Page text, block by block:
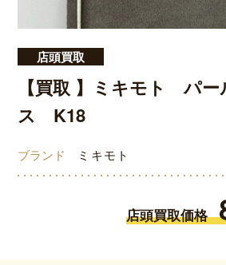
店頭買取
【買取 】ミキモト パ
ス K18
ブランド ミキモト
店頭買取価格